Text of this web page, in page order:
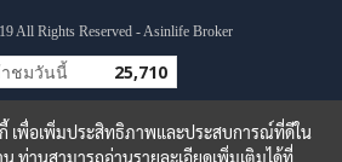
All Rights Reserved - Asinlife Broker
าชมวันนี้ 25,710
เพื่อเพิ่มประสิทธิภาพและประสบการณ์ที่ดีใน
น ท่านสามารถอ่านรายละเอียดเพิ่มเติมได้ที่